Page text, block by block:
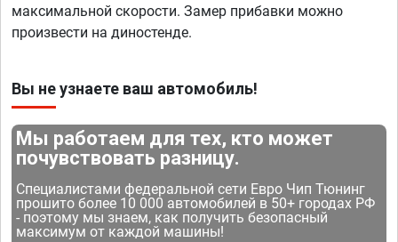
максимальной скорости. Замер прибавки можно
произвести на диностенде.
Вы не узнаете ваш автомобиль!
Мы работаем для тех, кто может
почувствовать разницу.
Специалистами федеральной сети Евро Чип Тюнинг
прошито более 10 000 автомобилей в 50+ городах РФ
- поэтому мы знаем, как получить безопасный
максимум от каждой машины!